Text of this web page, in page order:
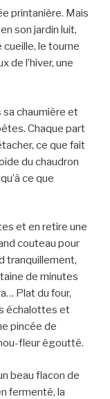
printanière. Mais
son jardin luit,
le tourne
de l’hiver, une
sa chaumière et
Chaque part
ce que fait
du chaudron
ce que
et en retire une
couteau pour
tranquillement,
de minutes
Plat du four,
échalottes et
pincée de
fleur égoutté.
beau flacon de
fermenté, la